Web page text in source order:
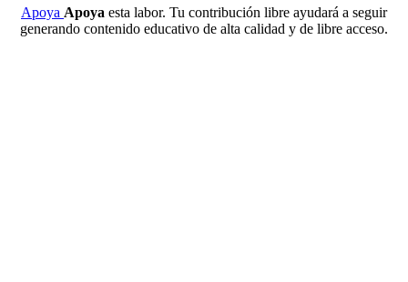
Apoya Apoya esta labor. Tu contribución libre ayudará a seguir
generando contenido educativo de alta calidad y de libre acceso.